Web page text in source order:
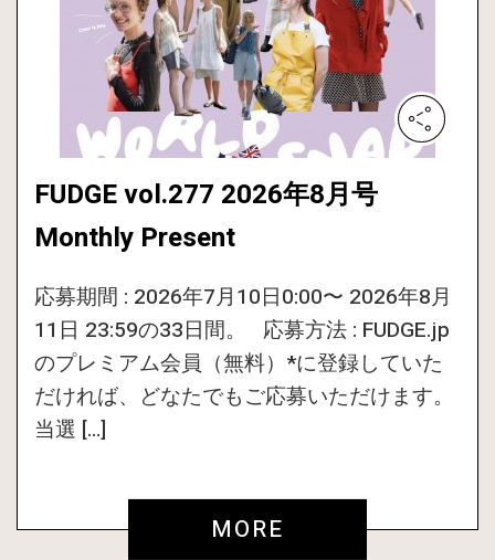
FUDGE vol.277 2026年8月号
Monthly Present
応募期間 : 2026年7月10日0:00〜 2026年8月
11日 23:59の33日間。 応募方法 : FUDGE.jp
のプレミアム会員（無料）*に登録していた
だければ、どなたでもご応募いただけます。
当選 […]
MORE